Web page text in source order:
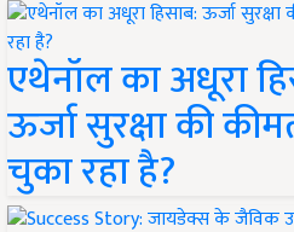
एथेनॉल का अधूरा
ऊर्जा सुरक्षा की
चुका रहा है?